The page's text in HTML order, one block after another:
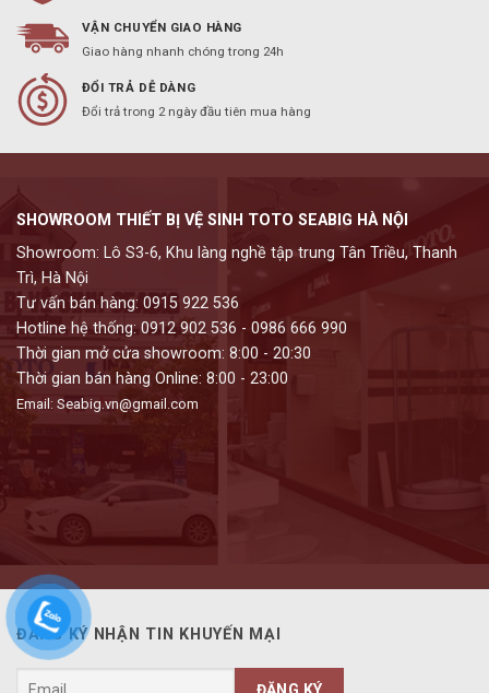
VẬN CHUYỂN GIAO HÀNG
Giao hàng nhanh chóng trong 24h
ĐỔI TRẢ DỄ DÀNG
Đổi trả trong 2 ngày đầu tiên mua hàng
SHOWROOM THIẾT BỊ VỆ SINH TOTO SEABIG HÀ NỘI
Showroom: Lô S3-6, Khu làng nghề tập trung Tân Triều, Thanh
Trì, Hà Nội
Tư vấn bán hàng: 0915 922 536
Hotline hệ thống: 0912 902 536 - 0986 666 990
Thời gian mở cửa showroom: 8:00 - 20:30
Thời gian bán hàng Online: 8:00 - 23:00
Email: Seabig.vn@gmail.com
ĐĂNG KÝ NHẬN TIN KHUYẾN MẠI